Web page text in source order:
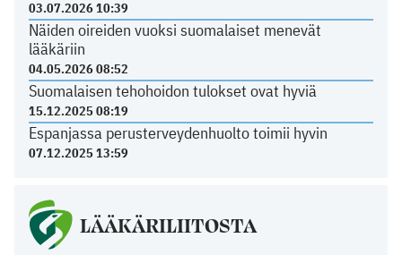
03.07.2026 10:39
Näiden oireiden vuoksi suomalaiset menevät
lääkäriin
04.05.2026 08:52
Suomalaisen tehohoidon tulokset ovat hyviä
15.12.2025 08:19
Espanjassa perusterveydenhuolto toimii hyvin
07.12.2025 13:59
LÄÄKÄRILIITOSTA